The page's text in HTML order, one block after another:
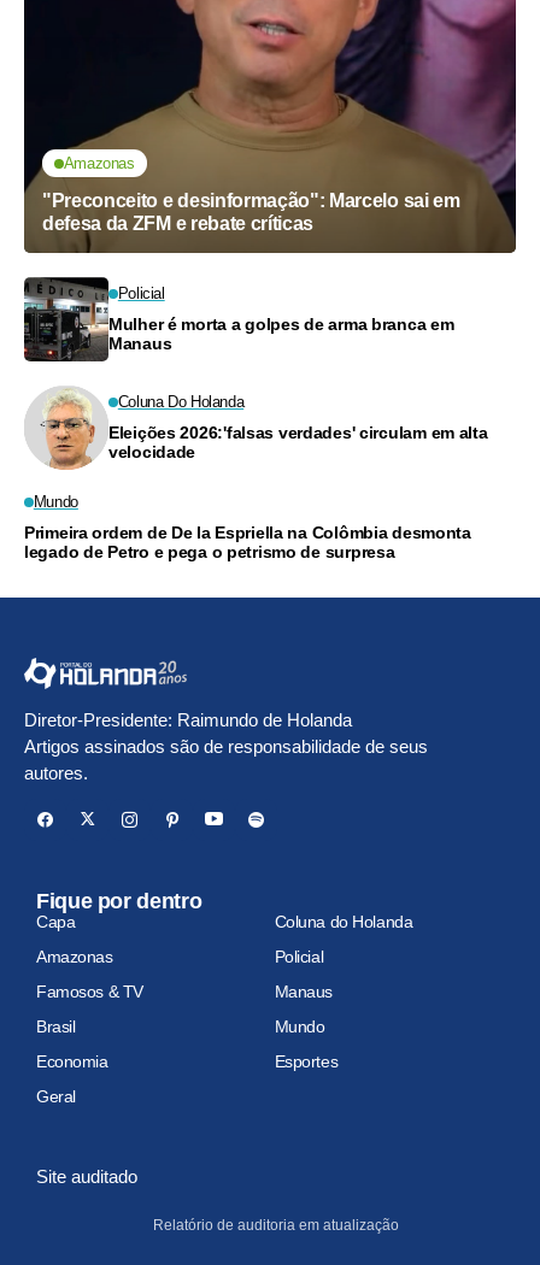
Amazonas
"Preconceito e desinformação": Marcelo sai em
defesa da ZFM e rebate críticas
Policial
Mulher é morta a golpes de arma branca em
Manaus
Coluna Do Holanda
Eleições 2026:'falsas verdades' circulam em alta
velocidade
Mundo
Primeira ordem de De la Espriella na Colômbia desmonta
legado de Petro e pega o petrismo de surpresa
Diretor-Presidente: Raimundo de Holanda
Artigos assinados são de responsabilidade de seus
autores.
Fique por dentro
Capa
Coluna do Holanda
Amazonas
Policial
Famosos & TV
Manaus
Brasil
Mundo
Economia
Esportes
Geral
Site auditado
Relatório de auditoria em atualização